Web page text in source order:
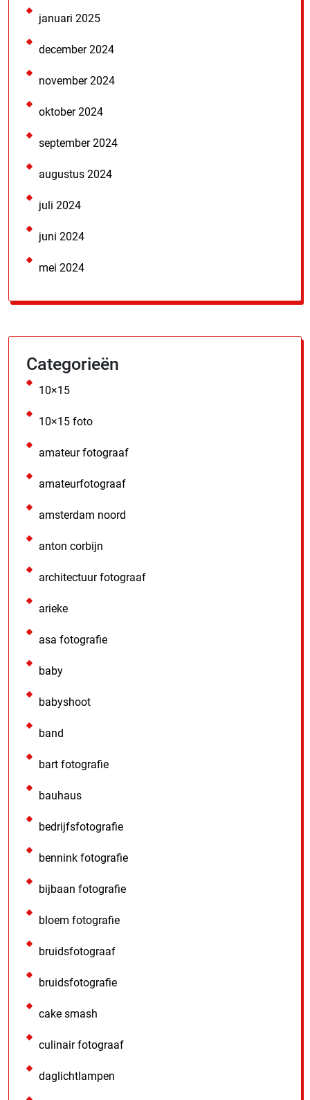
januari 2025
december 2024
november 2024
oktober 2024
september 2024
augustus 2024
juli 2024
juni 2024
mei 2024
Categorieën
10×15
10×15 foto
amateur fotograaf
amateurfotograaf
amsterdam noord
anton corbijn
architectuur fotograaf
arieke
asa fotografie
baby
babyshoot
band
bart fotografie
bauhaus
bedrijfsfotografie
bennink fotografie
bijbaan fotografie
bloem fotografie
bruidsfotograaf
bruidsfotografie
cake smash
culinair fotograaf
daglichtlampen